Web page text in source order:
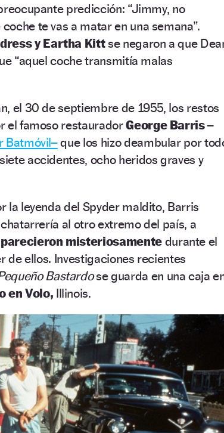
predicción: “Jimmy, no
te vas a matar en una semana”.
y Eartha Kittse negaron a que
“aquel coche transmitía malas
el 30 de septiembre de 1955, los restos
el famoso restauradorGeorge Barris–
Batmóvil–que los hizo deambular por
accidentes, ocho heridos graves y
la leyenda del Spyder maldito, Barris
al otro extremo del país, a
misteriosamentedurante el
de ellos. Investigaciones recientes
Bastardose guarda en una caja
en Volo, Illinois.